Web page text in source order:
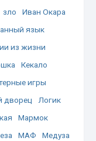
зло
Иван Окара
язык
из жизни
Кекало
игры
дворец
Логик
Мармок
МАФ
Медуза